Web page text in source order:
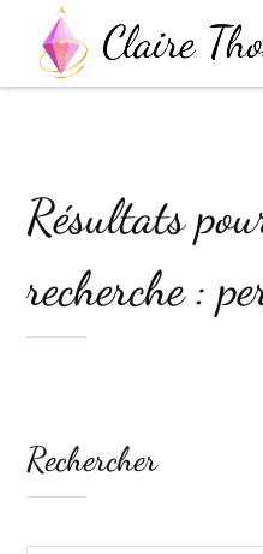
Résultats
recherche :
Rechercher